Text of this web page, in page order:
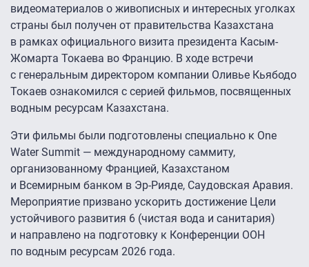
видеоматериалов о живописных и интересных уголках
страны был получен от правительства Казахстана
в рамках официального визита президента Касым-
Жомарта Токаева во Францию. В ходе встречи
с генеральным директором компании Оливье Кьябодо
Токаев ознакомился с серией фильмов, посвященных
водным ресурсам Казахстана.
Эти фильмы были подготовлены специально к One
Water Summit — международному саммиту,
организованному Францией, Казахстаном
и Всемирным банком в Эр-Рияде, Саудовская Аравия.
Мероприятие призвано ускорить достижение Цели
устойчивого развития 6 (чистая вода и санитария)
и направлено на подготовку к Конференции ООН
по водным ресурсам 2026 года.